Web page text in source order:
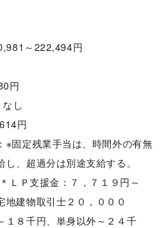
～222,494円
円
し
円
※固定残業手当は、時間外の有無
、超過分は別途支給する。
ＬＰ支援金：７，７１９円～
建物取引士２０，０００
８千円、単身以外～２４千